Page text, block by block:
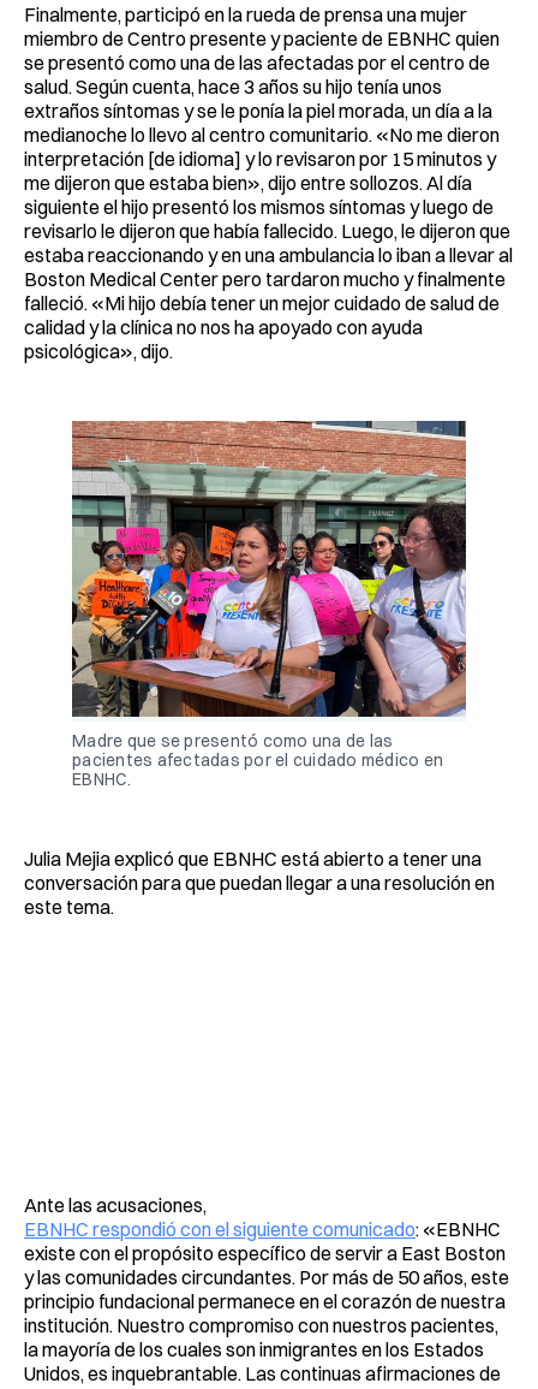
Finalmente, participó en la rueda de prensa una mujer
miembro de Centro presente y paciente de EBNHC quien
se presentó como una de las afectadas por el centro de
salud. Según cuenta, hace 3 años su hijo tenía unos
extraños síntomas y se le ponía la piel morada, un día a la
medianoche lo llevo al centro comunitario. «No me dieron
interpretación [de idioma] y lo revisaron por 15 minutos y
me dijeron que estaba bien», dijo entre sollozos. Al día
siguiente el hijo presentó los mismos síntomas y luego de
revisarlo le dijeron que había fallecido. Luego, le dijeron que
estaba reaccionando y en una ambulancia lo iban a llevar al
Boston Medical Center pero tardaron mucho y finalmente
falleció. «Mi hijo debía tener un mejor cuidado de salud de
calidad y la clínica no nos ha apoyado con ayuda
psicológica», dijo.
Madre que se presentó como una de las
pacientes afectadas por el cuidado médico en
EBNHC.
Julia Mejia explicó que EBNHC está abierto a tener una
conversación para que puedan llegar a una resolución en
este tema.
Ante las acusaciones,
EBNHC respondió con el siguiente comunicado: «EBNHC
existe con el propósito específico de servir a East Boston
y las comunidades circundantes. Por más de 50 años, este
principio fundacional permanece en el corazón de nuestra
institución. Nuestro compromiso con nuestros pacientes,
la mayoría de los cuales son inmigrantes en los Estados
Unidos, es inquebrantable. Las continuas afirmaciones de